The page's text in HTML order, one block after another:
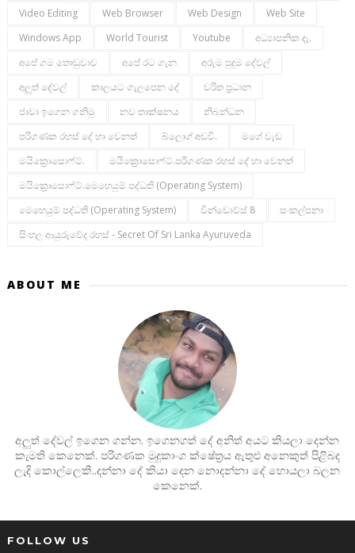
Video Editing
Web Browser Web Design
Web Site
Windows App
World Tourist Youtube
අධ්‍යාපනික දෑ.
අපේ ගම තොඩුවාව
අපේ රට ගැන
අරුම පුදුම දේවල්
අලුත් දේවල්
කාලයට ගැලපෙන දේ
චරිත ප්‍රධාන
ජාවා ඉගෙන ගනිමු
නව තාක්ෂනය
නිබන්ධන
පරිගණක රහස් දේ හා වෙනත්
බ්ලොග් අඩවි.
මගේ වැඩ
මයික්‍රොසොෆ්ට්.
මයික්‍රොසොෆ්ට්.පරිගණක රහස් දේ හා වෙනත්
මයික්‍රොසොෆ්ට්.මෙහෙයුම් පද්ධති (operating System)
මෙහෙයුම් පද්ධති (operating System)
වින්ඩොව්ස් 8
සංකල්පනා
සිංහල ආයුරුවේද රහස් - Secret Of Sri Lanka Ayuruveda
ABOUT ME
අලුත් දේවල් ඉගෙන ගන්න. ඉගෙනගත් දේ අනිත් අයට කියලා දෙන්න
කැමති කෙනෙක්. පරිගණක මුදුකාංග ක්ෂේත්‍රය ඇතුළු අනෙකුත් පිළිබද
ලැදි කොල්ලෙකි..දන්නා දේ කියා දෙන නොදන්නා දේ හොයලා බලන
කෙනෙක්.
FOLLOW US